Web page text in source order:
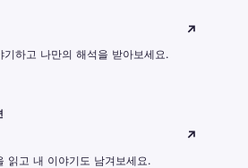
↗
기하고 나만의 해석을 받아보세요.
↗
읽고 내 이야기도 남겨보세요.